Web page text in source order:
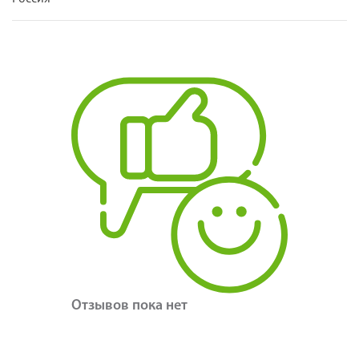
Отзывов пока нет